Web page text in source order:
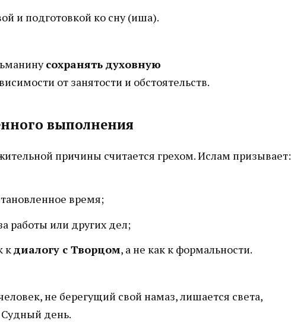
и подготовкой ко сну (иша).
сохранять духовную
от занятости и обстоятельств.
выполнения
причины считается грехом. Ислам призывает:
время;
работы или других дел;
кдиалогу с Творцом, а не как к формальности.
не берегущий свой намаз, лишается света,
Судный день.